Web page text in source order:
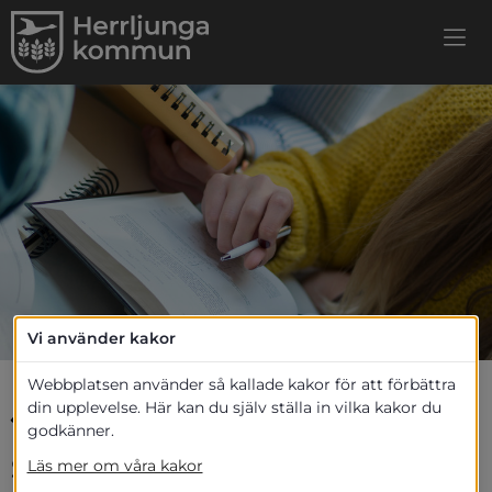
Jobba, praktisera eller
studera
Vi använder kakor
Webbplatsen använder så kallade kakor för att förbättra
din upplevelse. Här kan du själv ställa in vilka kakor du
godkänner.
Läs mer om våra kakor